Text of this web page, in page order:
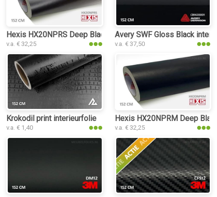
Hexis HX20NPRS Deep Black Satin interieurfolie
v.a. € 32,25
Avery SWF Gloss Black
v.a. € 37,50
Krokodil print interieurfolie
v.a. € 1,40
Hexis HX20NPRM Deep
v.a. € 32,25